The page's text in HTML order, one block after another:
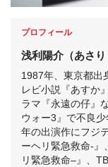
プロフィール
浅利陽介（あさり
1987年、東京都出
レビ小説『あすか
ラマ『永遠の仔』
ウォー3』で不良
年の出演作にフジ
ーヘリ緊急救命-
リ緊急救命–』、